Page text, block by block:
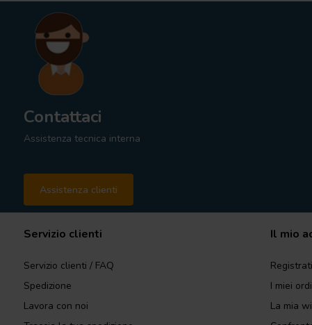
Contattaci
Assistenza tecnica interna
Assistenza clienti
Servizio clienti
Servizio clienti / FAQ
Spedizione
Lavora con noi
Il mio
Registrati
I miei
La mia